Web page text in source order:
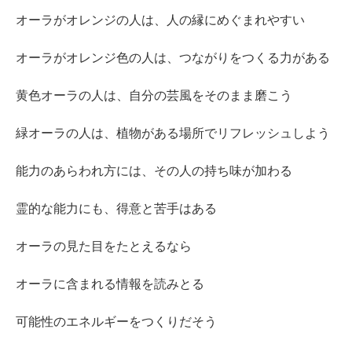
オーラがオレンジの人は、人の縁にめぐまれやすい
オーラがオレンジ色の人は、つながりをつくる力がある
黄色オーラの人は、自分の芸風をそのまま磨こう
緑オーラの人は、植物がある場所でリフレッシュしよう
能力のあらわれ方には、その人の持ち味が加わる
霊的な能力にも、得意と苦手はある
オーラの見た目をたとえるなら
オーラに含まれる情報を読みとる
可能性のエネルギーをつくりだそう